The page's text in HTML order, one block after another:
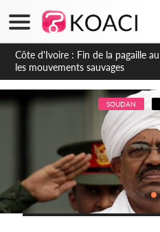
Côte d'Ivoire : Ouattara promet
déguerpissements illégaux
SOUDAN